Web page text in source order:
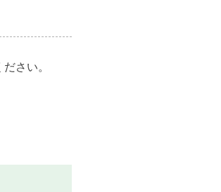
さい。